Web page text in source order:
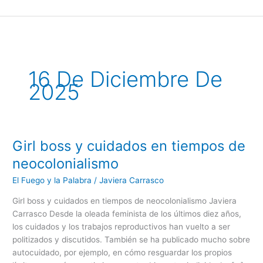
al
16 De Diciembre De
2025
Girl boss y cuidados en tiempos de
neocolonialismo
El Fuego y la Palabra /Javiera Carrasco
Girl boss y cuidados en tiempos de neocolonialismo Javiera
Carrasco Desde la oleada feminista de los últimos diez años,
los cuidados y los trabajos reproductivos han vuelto a ser
politizados y discutidos. También se ha publicado mucho sobre
autocuidado, por ejemplo, en cómo resguardar los propios
Girl
y
cuidados
neocolonialismo